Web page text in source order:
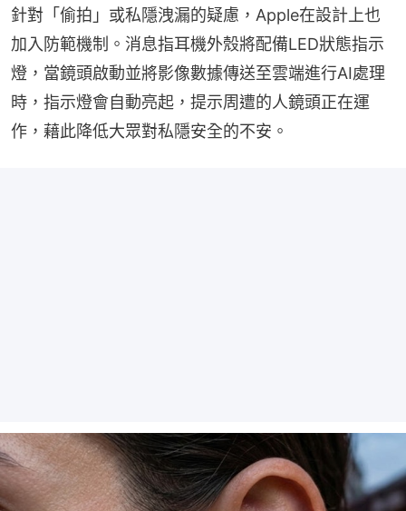
針對「偷拍」或私隱洩漏的疑慮，Apple在設計上也
加入防範機制。消息指耳機外殼將配備LED狀態指示
燈，當鏡頭啟動並將影像數據傳送至雲端進行AI處理
時，指示燈會自動亮起，提示周遭的人鏡頭正在運
作，藉此降低大眾對私隱安全的不安。